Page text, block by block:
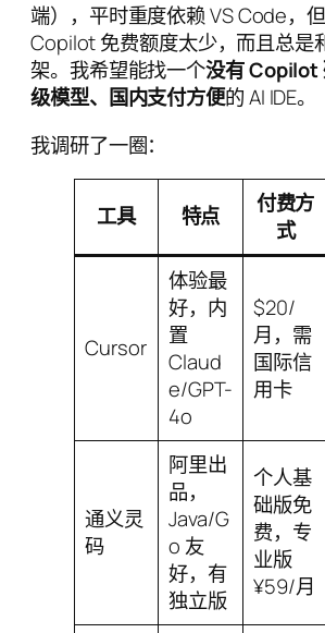
端），平时重度依赖 VS Code，
Copilot 免费额度太少，而且总是
架。我希望能找一个没有 Copilot
级模型、国内支付方便的 AI IDE。
我调研了一圈：
工具 特点
付费方
式
Cursor
体验最
好，内
置
Claud
e/GPT-
4o
$20/
月，需
国际信
用卡
通义灵
码
阿里出
品，
Java/G
o 友
好，有
独立版
个人基
础版免
费，专
业版
¥59/月